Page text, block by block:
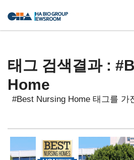
태그 검색결과 :
Home
#Best Nursing Home 태그를 가